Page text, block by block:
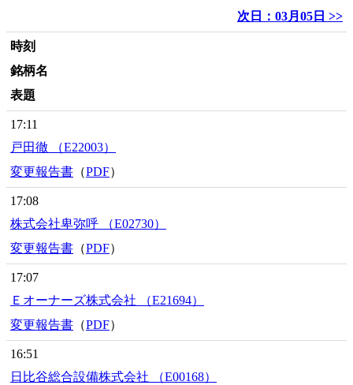
次日：03月05日 >>
時刻
銘柄名
表題
17:11
戸田徹 （E22003）
変更報告書 （PDF）
17:08
株式会社卑弥呼 （E02730）
変更報告書 （PDF）
17:07
Ｅオーナーズ株式会社 （E21694）
変更報告書 （PDF）
16:51
日比谷総合設備株式会社 （E00168）